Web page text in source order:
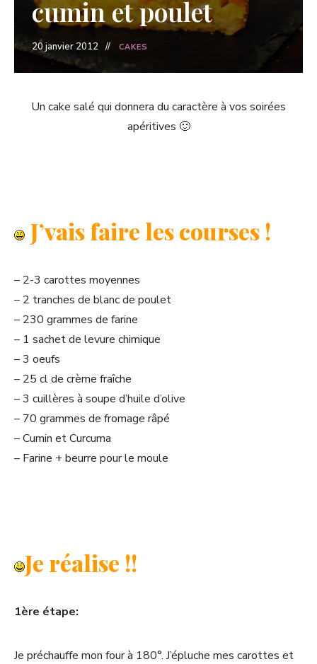
cumin et poulet
20 janvier 2012 CAKES
Un cake salé qui donnera du caractère à vos soirées
apéritives 🙂
J’vais faire les courses !
– 2-3 carottes moyennes
– 2 tranches de blanc de poulet
– 230 grammes de farine
– 1 sachet de levure chimique
– 3 oeufs
– 25 cl de crème fraîche
– 3 cuillères à soupe d’huile d’olive
– 70 grammes de fromage râpé
– Cumin et Curcuma
– Farine + beurre pour le moule
Je réalise !!
1ère étape:
Je préchauffe mon four à 180°. J’épluche mes carottes et